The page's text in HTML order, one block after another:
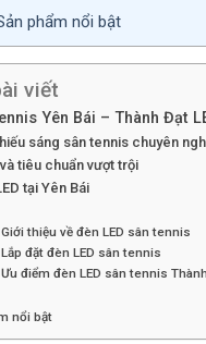
phẩm nổi bật
viết
Yên Bái – Thành Đạt
sáng sân tennis chuyên
tiêu chuẩn vượt trội
tại Yên Bái
thiệu về đèn LED sân tennis
đặt đèn LED sân tennis
điểm đèn LED sân tennis
nổi bật